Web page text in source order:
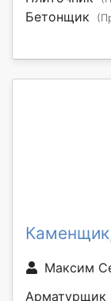
Бетонщик
Максим
Арматурщик